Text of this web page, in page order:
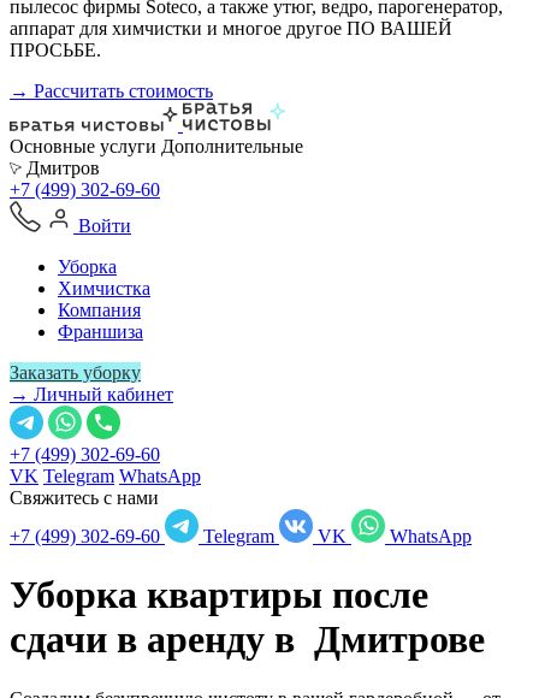
пылесос фирмы Soteco, а также утюг, ведро, парогенератор,
аппарат для химчистки и многое другое ПО ВАШЕЙ
ПРОСЬБЕ.
→ Рассчитать стоимость
Основные услуги Дополнительные
Дмитров
+7 (499) 302-69-60
Войти
Уборка
Химчистка
Компания
Франшиза
Заказать уборку
→ Личный кабинет
+7 (499) 302-69-60
VK Telegram WhatsApp
Свяжитесь с нами
+7 (499) 302-69-60
Telegram VK WhatsApp
Уборка квартиры после
сдачи в аренду в Дмитрове